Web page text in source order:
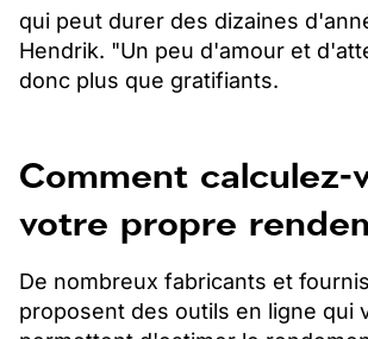
qui peut durer des dizaines
Hendrik. "Un peu d'amour et
donc plus que gratifiants.
Comment calculez-
votre propre
De nombreux fabricants et
proposent des outils en ligne qui